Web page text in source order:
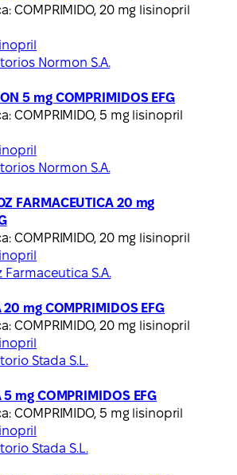
COMPRIMIDO, 20 mg lisinopril
Normon S.A.
5 mg COMPRIMIDOS EFG
COMPRIMIDO, 5 mg lisinopril
Normon S.A.
FARMACEUTICA 20 mg
COMPRIMIDO, 20 mg lisinopril
Farmaceutica S.A.
20 mg COMPRIMIDOS EFG
COMPRIMIDO, 20 mg lisinopril
Stada S.L.
5 mg COMPRIMIDOS EFG
COMPRIMIDO, 5 mg lisinopril
Stada S.L.